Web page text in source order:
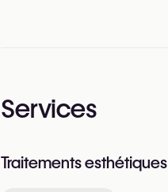
Services
Traitements esthétiques